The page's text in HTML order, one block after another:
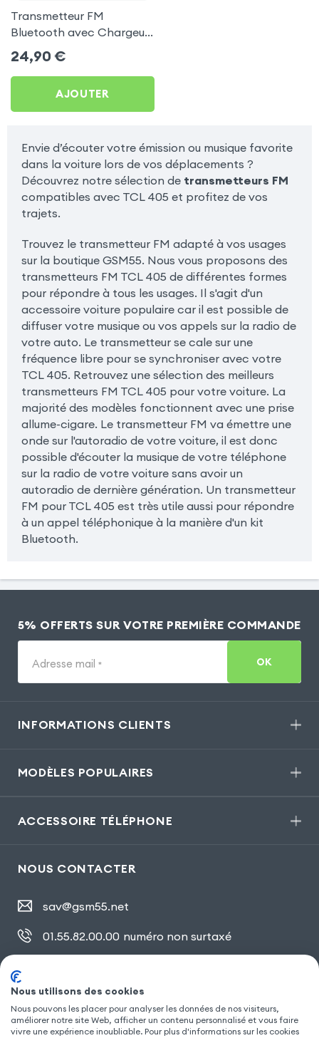
Transmetteur FM
Bluetooth avec Chargeur
Allume Cigare USB / USB-
C, C2 - Noir pour TCL 405
24,90 €
AJOUTER
Envie d’écouter votre émission ou musique favorite
dans la voiture lors de vos déplacements ?
Découvrez notre sélection de transmetteurs FM
compatibles avec TCL 405 et profitez de vos
trajets.
Trouvez le transmetteur FM adapté à vos usages
sur la boutique GSM55. Nous vous proposons des
transmetteurs FM TCL 405 de différentes formes
pour répondre à tous les usages. Il s'agit d'un
accessoire voiture populaire car il est possible de
diffuser votre musique ou vos appels sur la radio de
votre auto. Le transmetteur se cale sur une
fréquence libre pour se synchroniser avec votre
TCL 405. Retrouvez une sélection des meilleurs
transmetteurs FM TCL 405 pour votre voiture. La
majorité des modèles fonctionnent avec une prise
allume-cigare. Le transmetteur FM va émettre une
onde sur l'autoradio de votre voiture, il est donc
possible d'écouter la musique de votre téléphone
sur la radio de votre voiture sans avoir un
autoradio de dernière génération. Un transmetteur
FM pour TCL 405 est très utile aussi pour répondre
à un appel téléphonique à la manière d'un kit
Bluetooth.
5% OFFERTS SUR VOTRE PREMIÈRE COMMANDE
Adresse mail * OK
INFORMATIONS CLIENTS
MODÈLES POPULAIRES
ACCESSOIRE TÉLÉPHONE
NOUS CONTACTER
sav@gsm55.net
01.55.82.00.00 numéro non surtaxé
SUIVEZ NOUS
Nous utilisons des cookies
Nous pouvons les placer pour analyser les données de nos visiteurs,
améliorer notre site Web, afficher un contenu personnalisé et vous faire
vivre une expérience inoubliable. Pour plus d'informations sur les cookies